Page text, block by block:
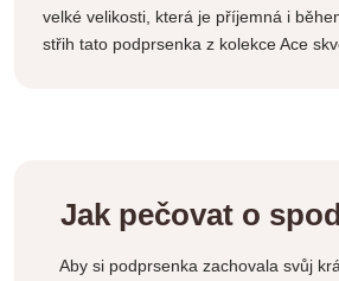
velké velikosti, která je příjemná i
střih tato podprsenka z kolekce Ace
Jak pečovat o
Aby si podprsenka zachovala svůj